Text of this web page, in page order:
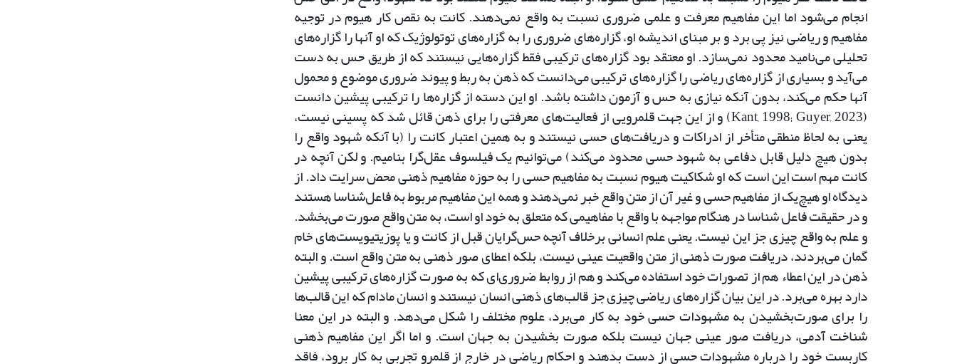
انجام می‌شود اما این مفاهیم معرفت و علمی ضروری نسبت به واقع نمی‌دهند. کانت به نقص کار هیوم در توجیه
مفاهیم و ریاضی نیز پی برد و بر مبنای اندیشه او، گزاره‌های ضروری را به گزاره‌های توتولوژیک که او آنها را گزاره‌های
تحلیلی می‌نامید محدود نمی‌سازد. او معتقد بود گزاره‌های ترکیبی فقط گزاره‌هایی نیستند که از طریق حس به دست
می‌آید و بسیاری از گزاره‌های ریاضی را گزاره‌های ترکیبی می‌دانست که ذهن به ربط و پیوند ضروری موضوع و محمول
آنها حکم می‌کند، بدون آنکه نیازی به حس و آزمون داشته باشد. او این دسته از گزاره‌ها را ترکیبی پیشین دانست
(Kant, 1998; Guyer, 2023) و از این جهت قلمرویی از فعالیت‌های معرفتی را برای ذهن قائل شد که پسینی نیست،
یعنی به لحاظ منطقی متأخر از ادراکات و دریافت‌های حسی نیستند و به همین اعتبار کانت را (با آنکه شهود واقع را
بدون هیچ دلیل قابل دفاعی به شهود حسی محدود می‌کند) می‌توانیم یک فیلسوف عقل‌گرا بنامیم. و لکن آنچه در
کانت مهم است این است که او شکاکیت هیوم نسبت به مفاهیم حسی را به حوزه مفاهیم ذهنی محض سرایت داد. از
دیدگاه او هیچ‌یک از مفاهیم حسی و غیر آن از متن واقع خبر نمی‌دهند و همه این مفاهیم مربوط به فاعل‌شناسا هستند
و در حقیقت فاعل شناسا در هنگام مواجهه با واقع با مفاهیمی که متعلق به خود او است، به متن واقع صورت می‌بخشد.
و علم به واقع چیزی جز این نیست. یعنی علم انسانی برخلاف آنچه حس‌گرایان قبل از کانت و یا پوزیتیویست‌های خام
گمان می‌بردند، دریافت صورت ذهنی از متن واقعیت عینی نیست، بلکه اعطای صور ذهنی به متن واقع است. و البته
ذهن در این اعطاء هم از تصورات خود استفاده می‌کند و هم از روابط ضروری‌ای که به صورت گزاره‌های ترکیبی پیشین
دارد بهره می‌برد. در این بیان گزاره‌های ریاضی چیزی جز قالب‌های ذهنی انسان نیستند و انسان مادام که این قالب‌ها
را برای صورت‌بخشیدن به مشهودات حسی خود به کار می‌برد، علوم مختلف را شکل می‌دهد. و البته در این معنا
شناخت آدمی، دریافت صور عینی جهان نیست بلکه صورت بخشیدن به جهان است. و اما اگر این مفاهیم ذهنی
کاربست خود را درباره مشهودات حسی از دست بدهند و احکام ریاضی در خارج از قلمرو تجربی به کار برود، فاقد